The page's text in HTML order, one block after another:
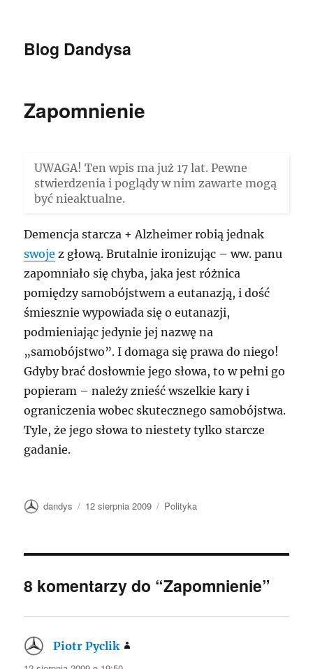
Blog Dandysa
Zapomnienie
UWAGA! Ten wpis ma już 17 lat. Pewne
stwierdzenia i poglądy w nim zawarte mogą
być nieaktualne.
Demencja starcza + Alzheimer robią jednak
swoje z głową. Brutalnie ironizując – ww. panu
zapomniało się chyba, jaka jest różnica
pomiędzy samobójstwem a eutanazją, i dość
śmiesznie wypowiada się o eutanazji,
podmieniając jedynie jej nazwę na
„samobójstwo”. I domaga się prawa do niego!
Gdyby brać dosłownie jego słowa, to w pełni go
popieram – należy znieść wszelkie kary i
ograniczenia wobec skutecznego samobójstwa.
Tyle, że jego słowa to niestety tylko starcze
gadanie.
Autor
dandys
Data
12 sierpnia 2009 Kategorie
Polityka
8 komentarzy do “Zapomnienie”
Piotr Pyclik